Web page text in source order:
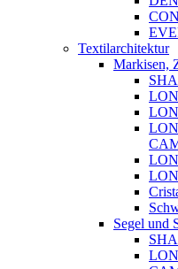
Textilarchitektur
Markisen,
Segel und